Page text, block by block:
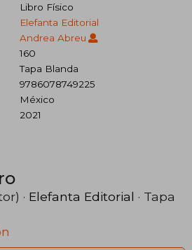
Libro Físico
Elefanta Editorial
Andrea Abreu
160
Tapa Blanda
9786078749225
México
2021
· Elefanta Editorial · Tapa